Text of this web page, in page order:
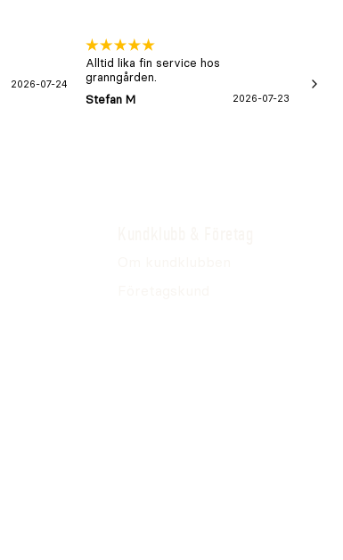
2026-07-24
Alltid lika fin service hos
granngården.
Stefan M
2026-07-23